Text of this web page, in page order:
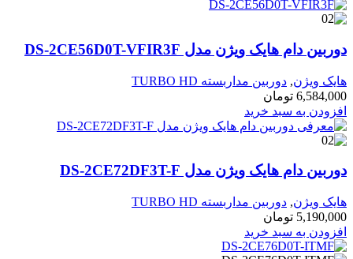
دوربین دام هایک ویژن مدل DS-2CE56D0T-VFIR3F
هایک ویژن, دوربین مداربسته TURBO HD
6,584,000 تومان
افزودن به سبد خرید
دوربین دام هایک ویژن مدل DS-2CE72DF3T-F
هایک ویژن, دوربین مداربسته TURBO HD
5,190,000 تومان
افزودن به سبد خرید